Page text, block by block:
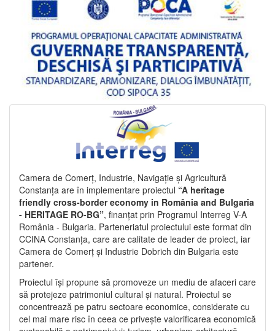
Camera de Comerț, Industrie, Navigație și Agricultură
Constanța are în implementare proiectul “A heritage
friendly cross-border economy in România and Bulgaria
- HERITAGE RO-BG”, finanțat prin Programul Interreg V-A
România - Bulgaria. Parteneriatul proiectului este format din
CCINA Constanța, care are calitate de leader de proiect, iar
Camera de Comerț și Industrie Dobrich din Bulgaria este
partener.
Proiectul își propune să promoveze un mediu de afaceri care
să protejeze patrimoniul cultural și natural. Proiectul se
concentrează pe patru sectoare economice, considerate cu
cel mai mare risc în ceea ce privește valorificarea economică